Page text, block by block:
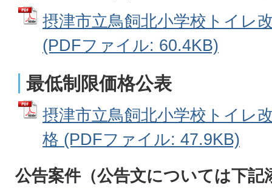
摂津市立鳥飼北小学校トイレ
(PDFファイル: 60.4KB)
最低制限価格公表
摂津市立鳥飼北小学校トイレ
格 (PDFファイル: 47.9KB)
公告案件（公告文については下記